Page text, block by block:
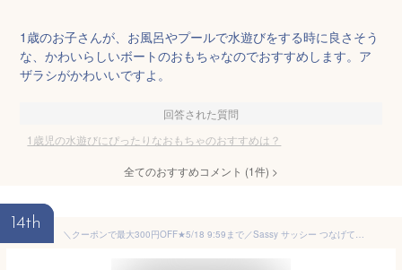
1歳のお子さんが、お風呂やプールで水遊びをする時に良さそう
な、かわいらしいボートのおもちゃなのでおすすめします。ア
ザラシがかわいいですよ。
回答された質問
1歳児の水遊びにぴったりなおもちゃのおすすめは？
全てのおすすめコメント (1件) >
14th
＼クーポンで最大300円OFF★5/18 9:59まで／Sassy サッシー つなげてバケツ お風呂 水遊び おもちゃ プールトイ 6ヶ月から シャワー お風呂おもちゃ お風呂グッズ バストイ お風呂遊び 水遊び プール 夏 男の子 女の子 知育玩具 1歳 2歳 3歳 暑さ対策